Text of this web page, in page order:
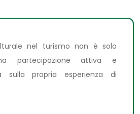
nel turismo non è solo
partecipazione attiva e
sulla propria esperienza di